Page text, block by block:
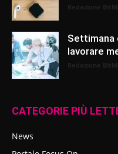
Settimana
lavorare
CATEGORIE PIÙ
News